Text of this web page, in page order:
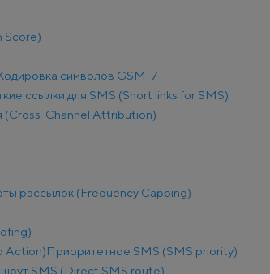
Score)
символов GSM-7
ссылки для SMS (Short links for SMS)
(Cross-Channel Attribution)
рассылок (Frequency Capping)
Action)Приоритетное SMS (SMS priority)
SMS (Direct SMS route)